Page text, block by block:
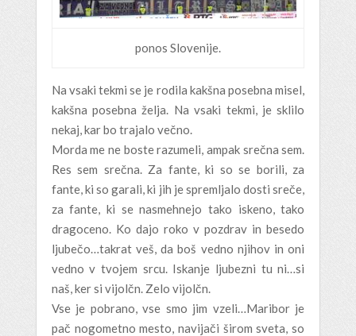
ponos Slovenije.
Na vsaki tekmi se je rodila kakšna posebna misel,
kakšna posebna želja. Na vsaki tekmi, je sklilo
nekaj, kar bo trajalo večno.
Morda me ne boste razumeli, ampak srečna sem.
Res sem srečna. Za fante, ki so se borili, za
fante, ki so garali, ki jih je spremljalo dosti sreče,
za fante, ki se nasmehnejo tako iskeno, tako
dragoceno. Ko dajo roko v pozdrav in besedo
ljubečo…takrat veš, da boš vedno njihov in oni
vedno v tvojem srcu. Iskanje ljubezni tu ni…si
naš, ker si vijolčn. Zelo vijolčn.
Vse je pobrano, vse smo jim vzeli…Maribor je
pač nogometno mesto, navijači širom sveta, so